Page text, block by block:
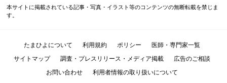
本サイトに掲載されている記事・写真・イラスト等のコンテンツの無断転載を禁じま
す。
たまひよについて 利用規約 ポリシー
医師・専門家一覧
サイトマップ
調査・プレスリリース・メディア掲載
広告のご相談
お問い合わせ
利用者情報の取り扱いについて